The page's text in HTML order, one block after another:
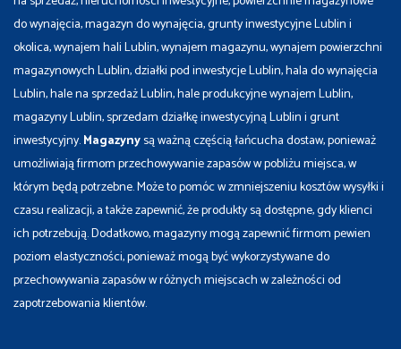
do wynajęcia, magazyn do wynajęcia, grunty inwestycyjne Lublin i
okolica, wynajem hali Lublin, wynajem magazynu, wynajem powierzchni
magazynowych Lublin, działki pod inwestycje Lublin, hala do wynajęcia
Lublin, hale na sprzedaż Lublin, hale produkcyjne wynajem Lublin,
magazyny Lublin, sprzedam działkę inwestycyjną Lublin i grunt
inwestycyjny.Magazynysą ważną częścią łańcucha dostaw, ponieważ
umożliwiają firmom przechowywanie zapasów w pobliżu miejsca, w
którym będą potrzebne. Może to pomóc w zmniejszeniu kosztów wysyłki i
czasu realizacji, a także zapewnić, że produkty są dostępne, gdy klienci
ich potrzebują. Dodatkowo, magazyny mogą zapewnić firmom pewien
poziom elastyczności, ponieważ mogą być wykorzystywane do
przechowywania zapasów w różnych miejscach w zależności od
zapotrzebowania klientów.